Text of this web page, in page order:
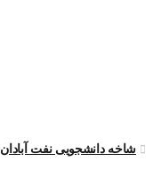
شاخه دانشجویی نفت آبادان